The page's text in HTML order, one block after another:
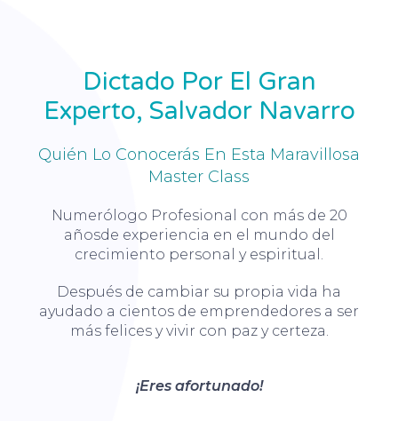
Dictado Por El Gran
Experto, Salvador Navarro
Quién Lo Conocerás En Esta Maravillosa
Master Class
Numerólogo Profesional con más de 20
añosde experiencia en el mundo del
crecimiento personal y espiritual.
Después de cambiar su propia vida ha
ayudado a cientos de emprendedores a ser
más felices y vivir con paz y certeza.
¡Eres afortunado!